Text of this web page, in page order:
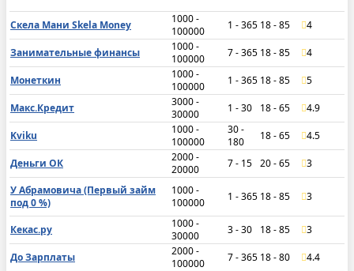
Скела Мани Skela Money
1000 -
100000
1 - 365 18 - 85 4
Занимательные финансы
1000 -
100000
7 - 365 18 - 85 4
Монеткин
1000 -
100000
1 - 365 18 - 85 5
Макс.Кредит
3000 -
30000
1 - 30 18 - 65 4.9
Kviku
1000 -
100000
30 -
180
18 - 65 4.5
Деньги ОК
2000 -
20000
7 - 15 20 - 65
3
У Абрамовича (Первый займ
под 0 %)
1000 -
100000
1 - 365 18 - 85 3
Кекас.ру
1000 -
30000
3 - 30 18 - 85 3
До Зарплаты
2000 -
100000
7 - 365 18 - 80 4.4